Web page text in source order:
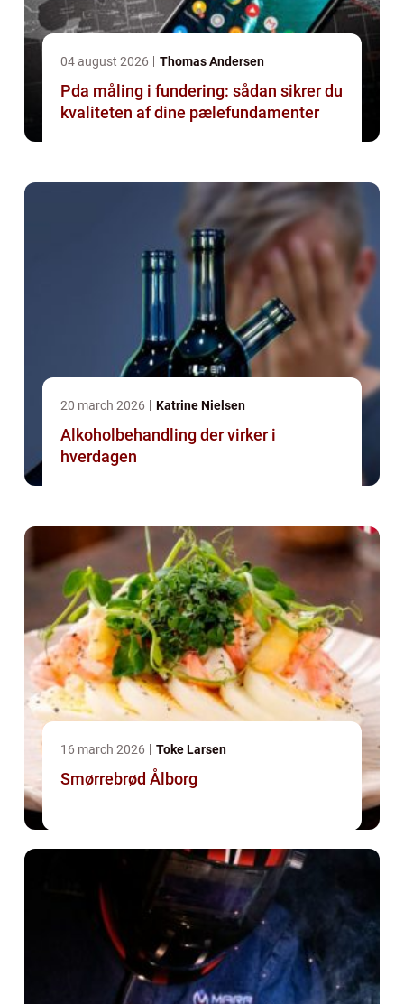
04 august 2026 Thomas Andersen
Pda måling i fundering: sådan sikrer du
kvaliteten af dine pælefundamenter
20 march 2026 Katrine Nielsen
Alkoholbehandling der virker i
hverdagen
16 march 2026 Toke Larsen
Smørrebrød Ålborg